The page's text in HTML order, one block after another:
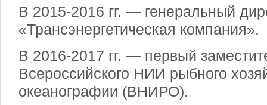
В 2015-2016 гг. — генеральный
«Трансэнергетическая компания».
В 2016-2017 гг. — первый
Всероссийского НИИ рыбного
океанографии (ВНИРО).